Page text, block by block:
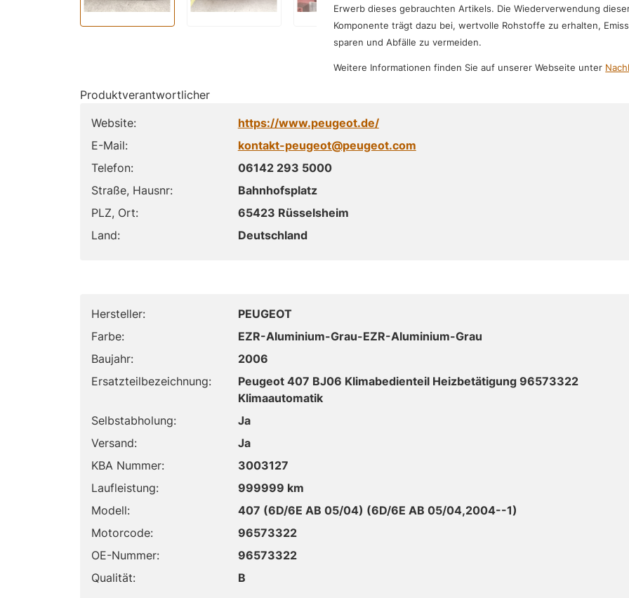
Erwerb dieses gebrauchten Artikels. Die Wiederverwendung
Komponente trägt dazu bei, wertvolle Rohstoffe zu erhalten,
sparen und Abfälle zu vermeiden.
Weitere Informationen finden Sie auf unserer Webseite unter
Produktverantwortlicher
Website:
https://www.peugeot.de/
E-Mail:
kontakt-peugeot@peugeot.com
Telefon:
06142 293 5000
Straße, Hausnr:
Bahnhofsplatz
PLZ, Ort:
65423 Rüsselsheim
Land:
Deutschland
Hersteller:
PEUGEOT
Farbe:
EZR-Aluminium-Grau-EZR-Aluminium-Grau
Baujahr:
2006
Ersatzteilbezeichnung:
Peugeot 407 BJ06 Klimabedienteil Heizbetätigung 96573322
Klimaautomatik
Selbstabholung:
Ja
Versand:
Ja
KBA Nummer:
3003127
Laufleistung:
999999 km
Modell:
407 (6D/6E AB 05/04) (6D/6E AB 05/04,2004--1)
Motorcode:
96573322
OE-Nummer:
96573322
Qualität:
B